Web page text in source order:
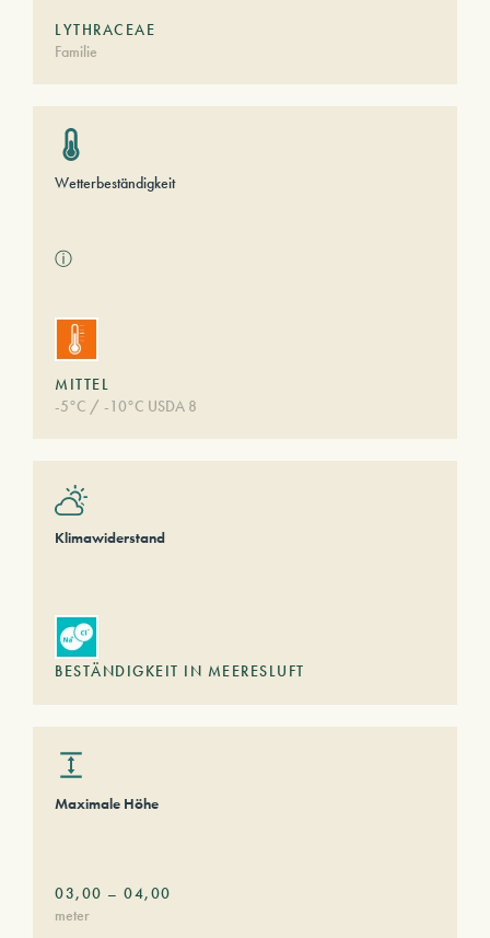
LYTHRACEAE
Familie
Wetterbeständigkeit
ⓘ
MITTEL
-5°C / -10°C USDA 8
Klimawiderstand
BESTÄNDIGKEIT IN MEERESLUFT
Maximale Höhe
03,00 – 04,00
meter